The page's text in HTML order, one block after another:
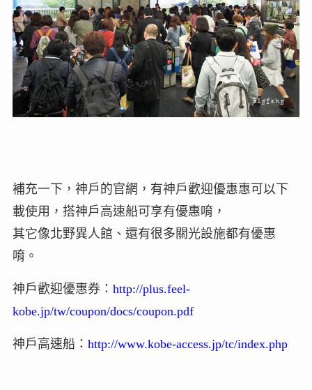
補充一下，神戶的官網，有神戶歡迎優惠惠可以下
載使用，搭神戶高速船可享有優惠唷，
其它像北野異人館、還有很多關光設施都有優惠
唷。
神戶歡迎優惠券： http://plus.feel-
kobe.jp/tw/coupon/docs/coupon.pdf
神戶高速船： http://www.kobe-access.jp/tc/index.php